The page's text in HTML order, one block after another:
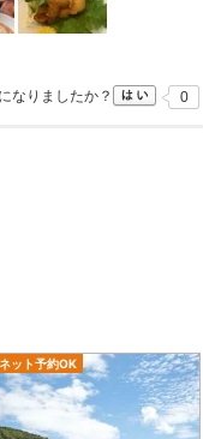
なりましたか？ 0
ネット予約OK